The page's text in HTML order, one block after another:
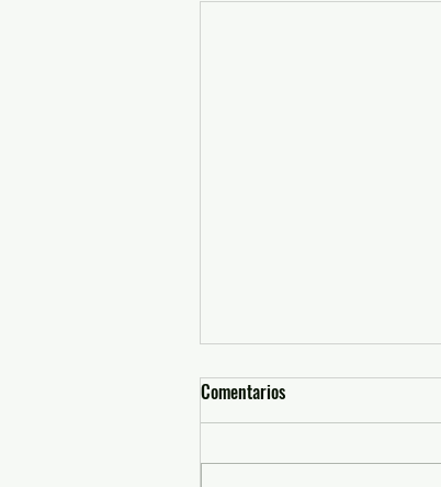
Comentarios